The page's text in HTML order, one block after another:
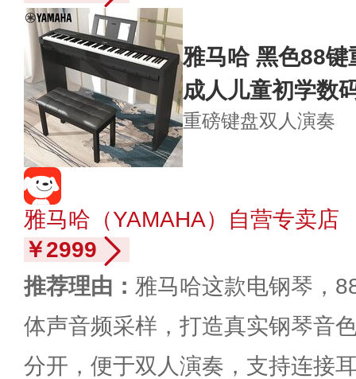
雅马哈 黑色88
成人儿童初学数
重磅键盘双人演奏
雅马哈（YAMAHA）自营专卖店
￥2999
推荐理由： 雅马哈这款电钢琴，
体声音频采样，打造真实钢琴音
分开，便于双人演奏，支持连接